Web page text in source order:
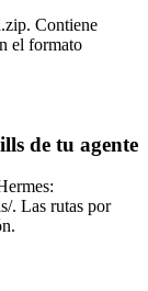
Contiene
el formato
de tu agente
. Las rutas por